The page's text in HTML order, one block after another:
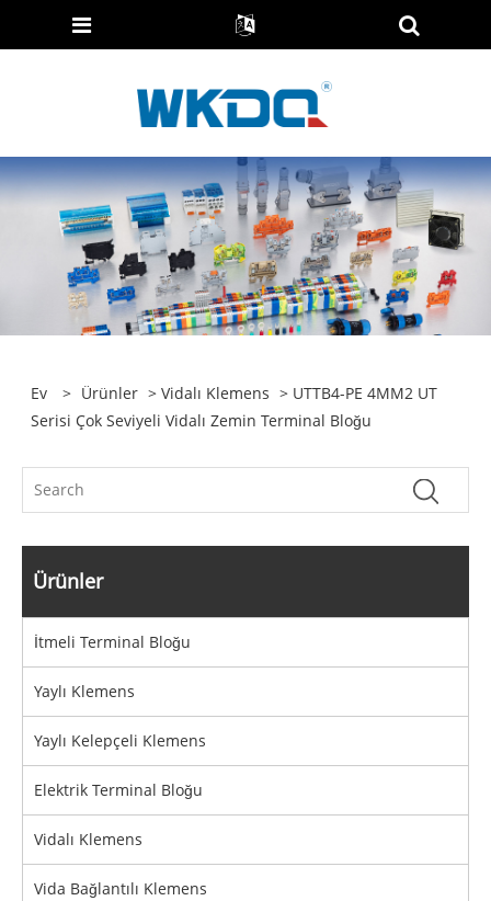
Ev > Ürünler >Vidalı Klemens > UTTB4-PE 4MM2 UT
Serisi Çok Seviyeli Vidalı Zemin Terminal Bloğu
Ürünler
İtmeli Terminal Bloğu
Yaylı Klemens
Yaylı Kelepçeli Klemens
Elektrik Terminal Bloğu
Vidalı Klemens
Vida Bağlantılı Klemens